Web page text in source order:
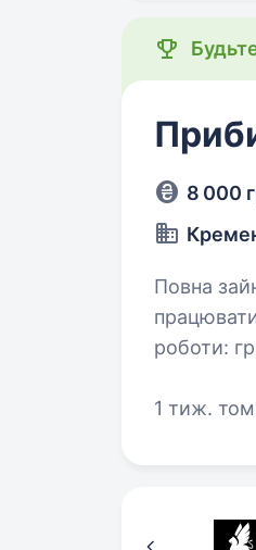
8 000
Повна зайнятість. Вимоги:
працювати; досвід роботи буде перевагою, але не є
роботи: графік роботи: 07:30−16:00, понеділок-п'ятниця; офіційне
1 тиж.